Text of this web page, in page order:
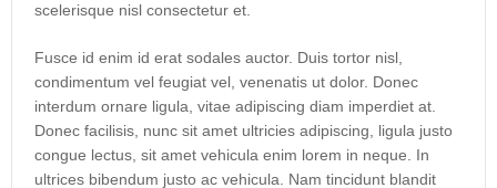
scelerisque nisl consectetur et.
Fusce id enim id erat sodales auctor. Duis tortor nisl,
condimentum vel feugiat vel, venenatis ut dolor. Donec
interdum ornare ligula, vitae adipiscing diam imperdiet at.
Donec facilisis, nunc sit amet ultricies adipiscing, ligula justo
congue lectus, sit amet vehicula enim lorem in neque. In
ultrices bibendum justo ac vehicula. Nam tincidunt blandit